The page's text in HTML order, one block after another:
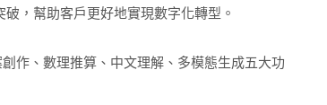
，幫助客戶更好地實現數字化轉型。
作、數理推算、中文理解、多模態生成五大功